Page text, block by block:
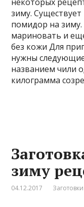
зиму.
помидор на
мариновать и
без кожи Для
нужны
названием чили
килограмма
зиму
04.12.2017